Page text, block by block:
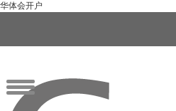
华体会开户